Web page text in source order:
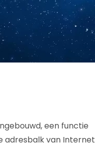
een functie
adresbalk van Internet